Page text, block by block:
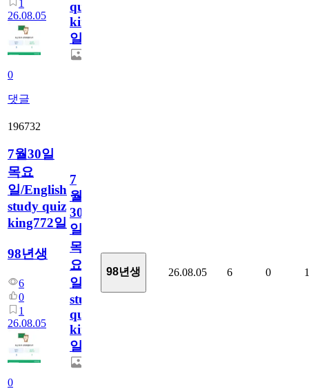
1
26.08.05
0
댓글
quiz
king773
일
196732
7월30일
목요
일/English
study quiz
king772일
98년생
6
0
1
26.08.05
0
7
월
30
일
목
요
일/English
study
quiz
king772
일
98년생 26.08.05 6 0 1